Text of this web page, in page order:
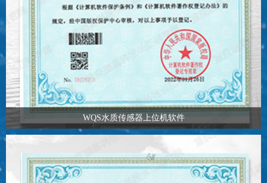
WQS水质传感器上位机软件